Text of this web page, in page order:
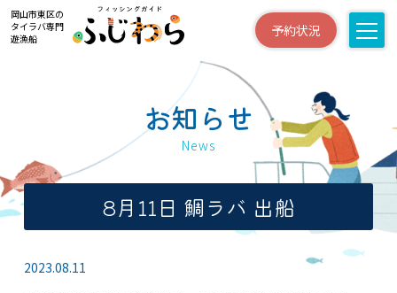
岡山市東区の
タイラバ専門
遊漁船
予約状況
お知らせ
News
8月11日 鯛ラバ 出船
2023.08.11